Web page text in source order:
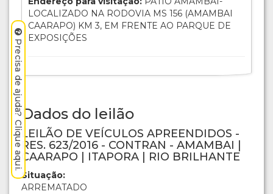
LOCALIZADO NA RODOVIA MS 156 (AMAMBAI
CAARAPO) KM 3, EM FRENTE AO PARQUE DE
EXPOSIÇÕES
Dados do leilão
LEILÃO DE VEÍCULOS APREENDIDOS -
RES. 623/2016 - CONTRAN - AMAMBAI |
CAARAPO | ITAPORA | RIO BRILHANTE
Situação:
ARREMATADO
Precisa de ajuda? Clique aqui.